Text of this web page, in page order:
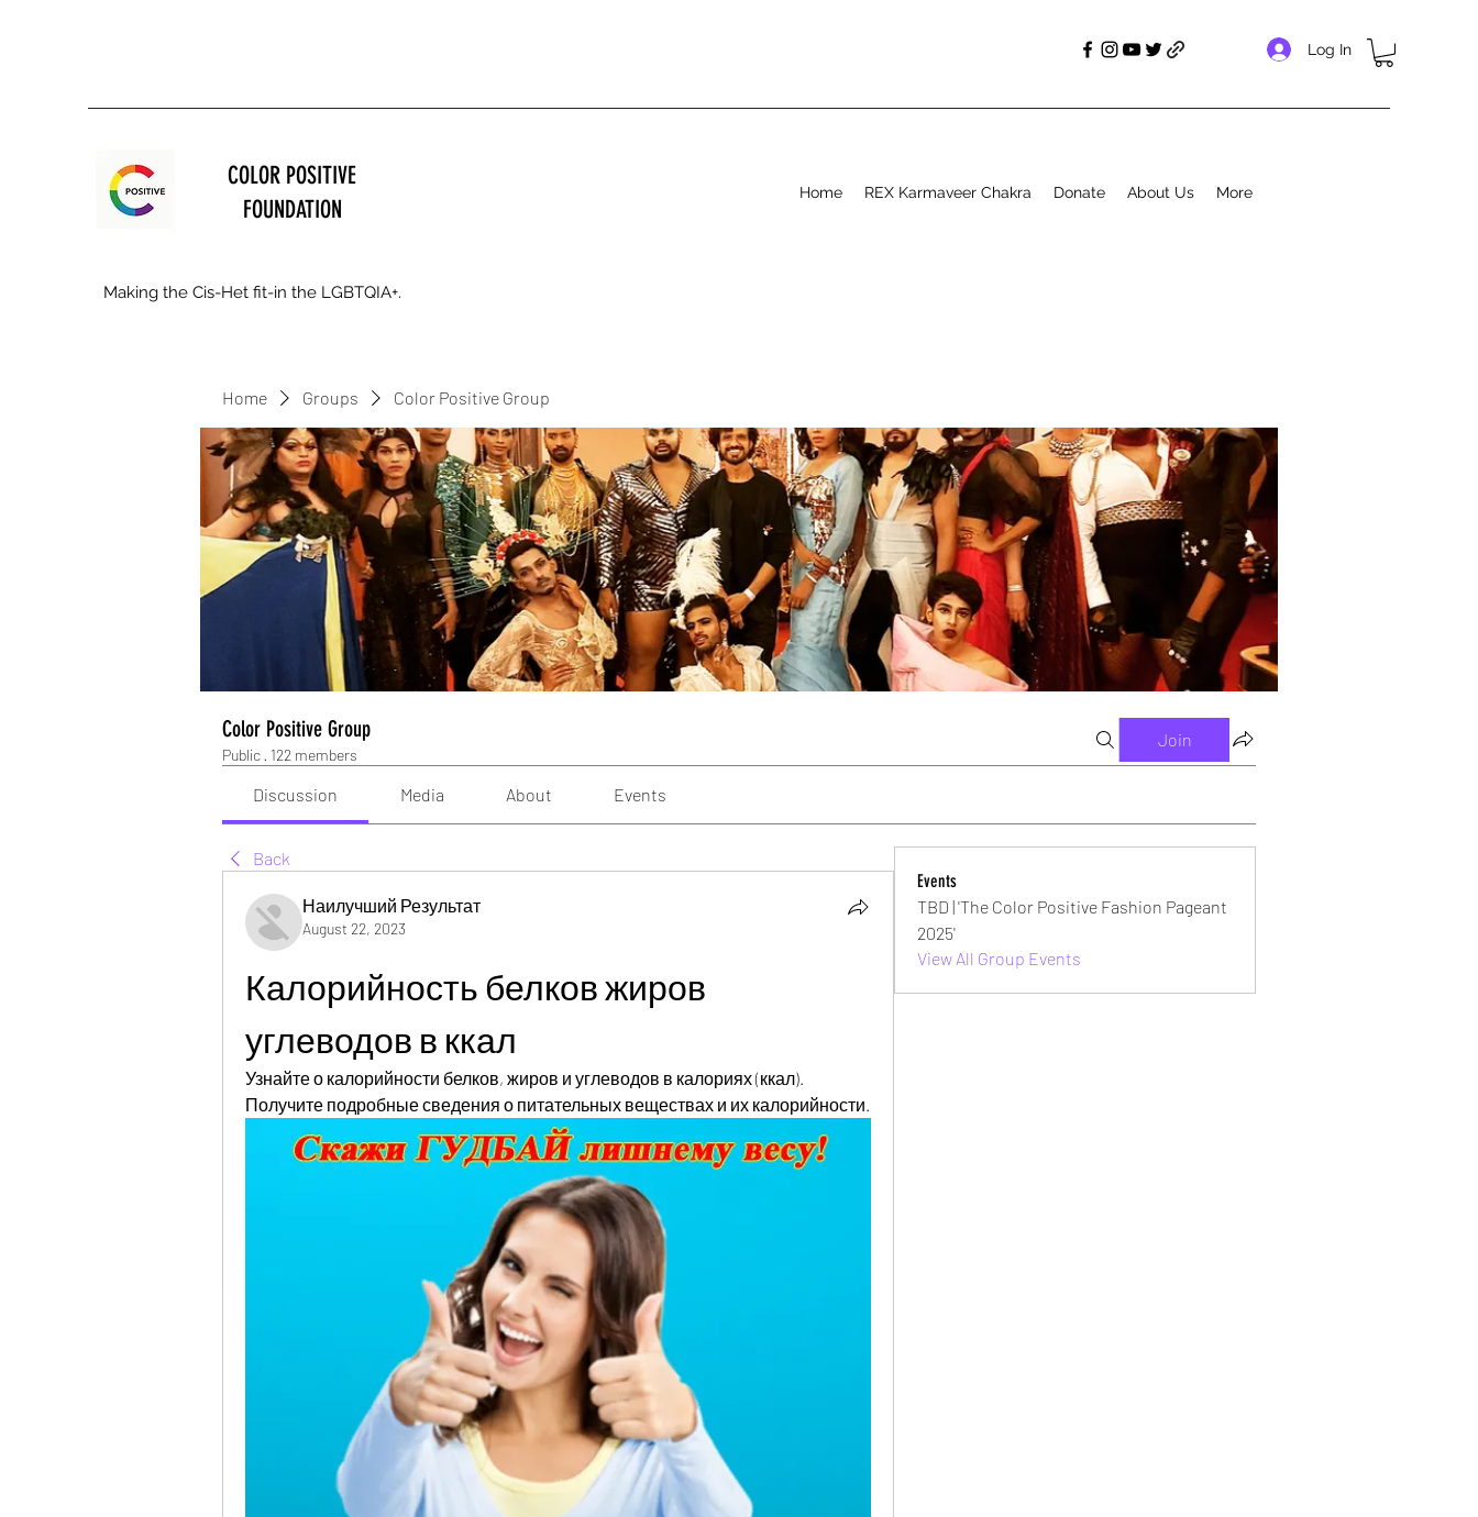
Log In
COLOR POSITIVE
FOUNDATION
Making the Cis-Het fit-in the LGBTQIA+.
Home REX Karmaveer Chakra Donate About Us More
Home Groups Color Positive Group
Color Positive Group
Public · 122 members
Join
Discussion Media About Events
Back
Наилучший Результат
August 22, 2023
Калорийность белков жиров
углеводов в ккал
Узнайте о калорийности белков, жиров и углеводов в калориях (ккал).
Получите подробные сведения о питательных веществах и их калорийности.
Events
TBD | 'The Color Positive Fashion Pageant
2025'
View All Group Events